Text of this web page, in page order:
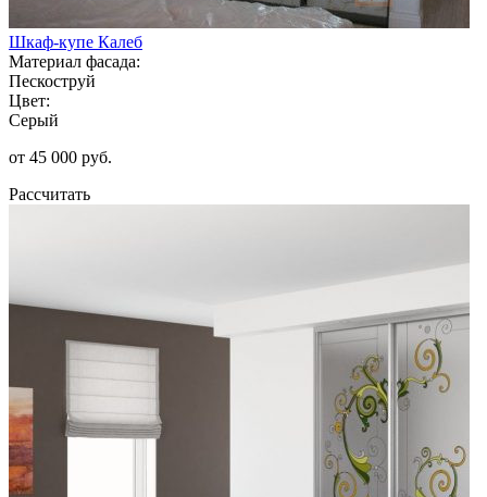
Шкаф-купе Калеб
Материал фасада:
Пескоструй
Цвет:
Серый
от 45 000 руб.
Рассчитать